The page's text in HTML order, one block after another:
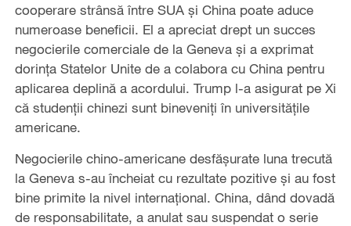
cooperare strânsă între SUA și China poate aduce
numeroase beneficii. El a apreciat drept un succes
negocierile comerciale de la Geneva și a exprimat
dorința Statelor Unite de a colabora cu China pentru
aplicarea deplină a acordului. Trump l-a asigurat pe Xi
că studenții chinezi sunt bineveniți în universitățile
americane.
Negocierile chino-americane desfășurate luna trecută
la Geneva s-au încheiat cu rezultate pozitive și au fost
bine primite la nivel internațional. China, dând dovadă
de responsabilitate, a anulat sau suspendat o serie